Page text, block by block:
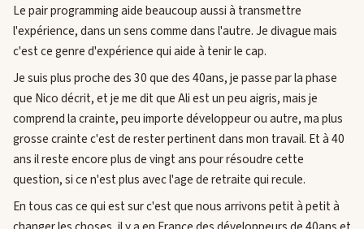
Le pair programming aide beaucoup aussi à transmettre
l'expérience, dans un sens comme dans l'autre. Je divague mais
c'est ce genre d'expérience qui aide à tenir le cap.
Je suis plus proche des 30 que des 40ans, je passe par la phase
que Nico décrit, et je me dit que Ali est un peu aigris, mais je
comprend la crainte, peu importe développeur ou autre, ma plus
grosse crainte c'est de rester pertinent dans mon travail. Et à 40
ans il reste encore plus de vingt ans pour résoudre cette
question, si ce n'est plus avec l'age de retraite qui recule.
En tous cas ce qui est sur c'est que nous arrivons petit à petit à